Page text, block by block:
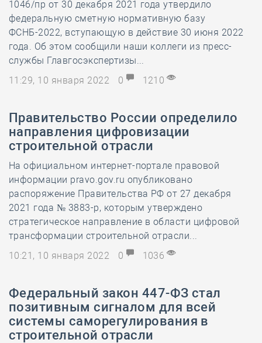
1046/пр от 30 декабря 2021 года утвердило
федеральную сметную нормативную базу
ФСНБ-2022, вступающую в действие 30 июня 2022
года. Об этом сообщили наши коллеги из пресс-
службы Главгосэкспертизы...
11:29, 10 января 2022
0 1210
Правительство России определило
направления цифровизации
строительной отрасли
На официальном интернет-портале правовой
информации pravo.gov.ru опубликовано
распоряжение Правительства РФ от 27 декабря
2021 года № 3883-р, которым утверждено
стратегическое направление в области цифровой
трансформации строительной отрасли...
10:21, 10 января 2022
0 1036
Федеральный закон 447-ФЗ стал
позитивным сигналом для всей
системы саморегулирования в
строительной отрасли